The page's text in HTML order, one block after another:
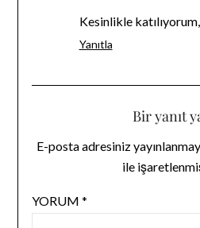
Kesinlikle
Yanıtla
Bir yanıt
E-posta adresiniz
ile
YORUM *